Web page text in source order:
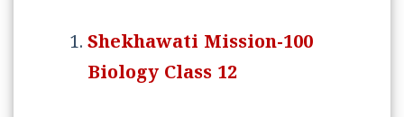
Shekhawati Mission-100
Biology Class 12